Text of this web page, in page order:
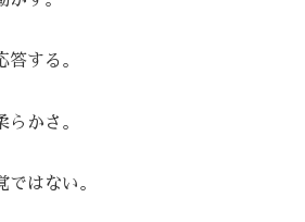
する。
かさ。
はない。